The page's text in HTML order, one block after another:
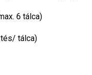
6 tálca)
tálca)